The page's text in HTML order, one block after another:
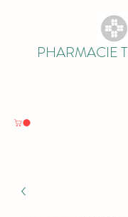
PHARMACIE